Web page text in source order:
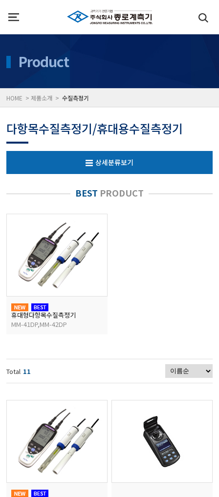
당도/농도/염도/당산도/
농업/임업/해양측정기
진공계/차압계/진공펌프
균질기/원심분리기/초
Product
HOME > 제품소개 >수질측정기
다항목수질측정기/휴대용수질측정기
상세분류보기
BEST PRODUCT
휴대형다항목수질측정기
MM-41DP,MM-42DP
Total 11